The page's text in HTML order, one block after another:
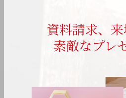
資料請求、
素敵なプレ